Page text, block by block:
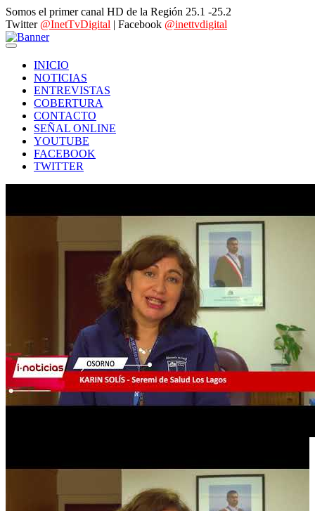
Somos el primer canal HD de la Región 25.1 -25.2
Twitter @InetTvDigital | Facebook @inettvdigital
INICIO
NOTICIAS
ENTREVISTAS
COBERTURA
CONTACTO
SEÑAL ONLINE
YOUTUBE
FACEBOOK
TWITTER